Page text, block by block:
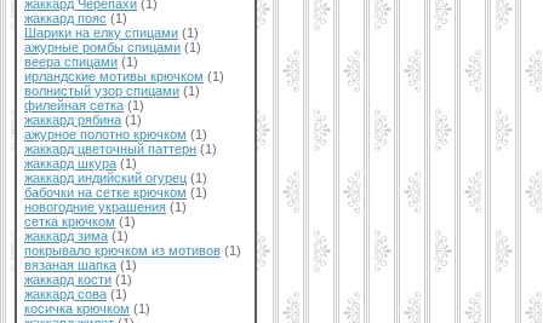
жаккард Черепахи (1)
жаккард пояс (1)
Шарики на елку спицами (1)
ажурные ромбы спицами (1)
веера спицами (1)
ирландские мотивы крючком (1)
волнистый узор спицами (1)
филейная сетка (1)
жаккард рябина (1)
ажурное полотно крючком (1)
жаккард цветочный паттерн (1)
жаккард шкура (1)
жаккард индийский огурец (1)
бабочки на сетке крючком (1)
новогодние украшения (1)
сетка крючком (1)
жаккард зима (1)
покрывало крючком из мотивов (1)
вязаная шапка (1)
жаккард кости (1)
жаккард сова (1)
косичка крючком (1)